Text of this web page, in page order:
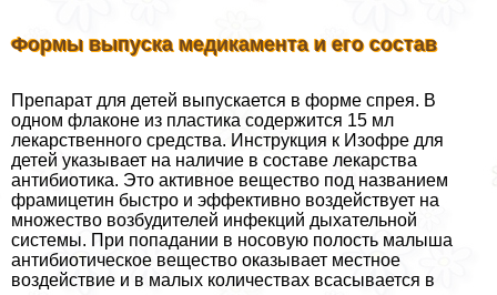
Формы выпуска медикамента и его состав
Препарат для детей выпускается в форме спрея. В
одном флаконе из пластика содержится 15 мл
лекарственного средства. Инструкция к Изофре для
детей указывает на наличие в составе лекарства
антибиотика. Это активное вещество под названием
фрамицетин быстро и эффективно воздействует на
множество возбудителей инфекций дыхательной
системы. При попадании в носовую полость малыша
антибиотическое вещество оказывает местное
воздействие и в малых количествах всасывается в